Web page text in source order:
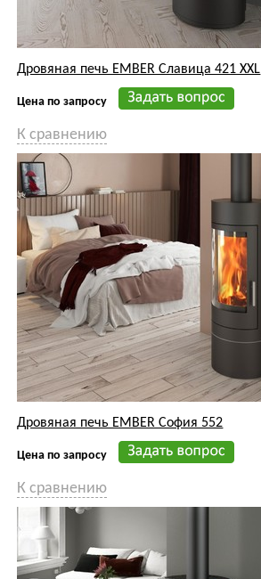
Дровяная печь EMBER Славица 421 XXL
Цена по запросу
К сравнению
Дровяная печь EMBER София 552
Цена по запросу
К сравнению